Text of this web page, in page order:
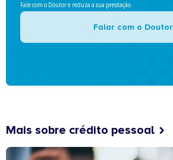
Fale com o Doutor e reduza a sua prestação
Falar com o Doutor
Mais sobre crédito pessoal